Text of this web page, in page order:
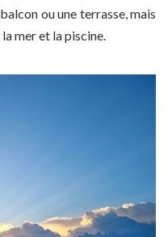
ou une terrasse, mais
mer et la piscine.